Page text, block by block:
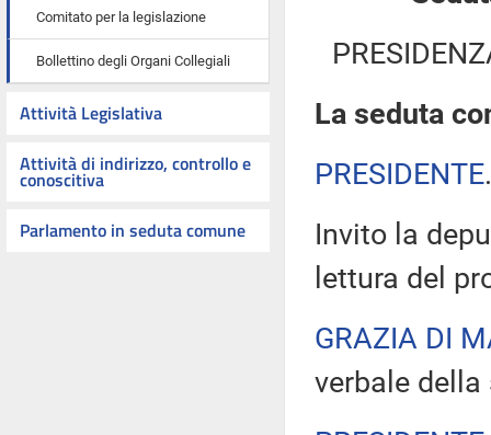
Comitato per la legislazione
Bollettino degli Organi Collegiali
Attività Legislativa
Attività di indirizzo, controllo e
conoscitiva
Parlamento in seduta comune
La seduta
PRESIDENTE
Invito la
lettura del
GRAZIA DI
verbale